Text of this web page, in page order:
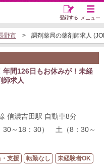
メニュー
登録する
野市 調剤薬局の薬剤師求人
間126日もお休みが！未経
師求人
信濃吉田駅 自動車8分
30～18：30） 土（8：30～
支援 転勤なし
未経験者OK